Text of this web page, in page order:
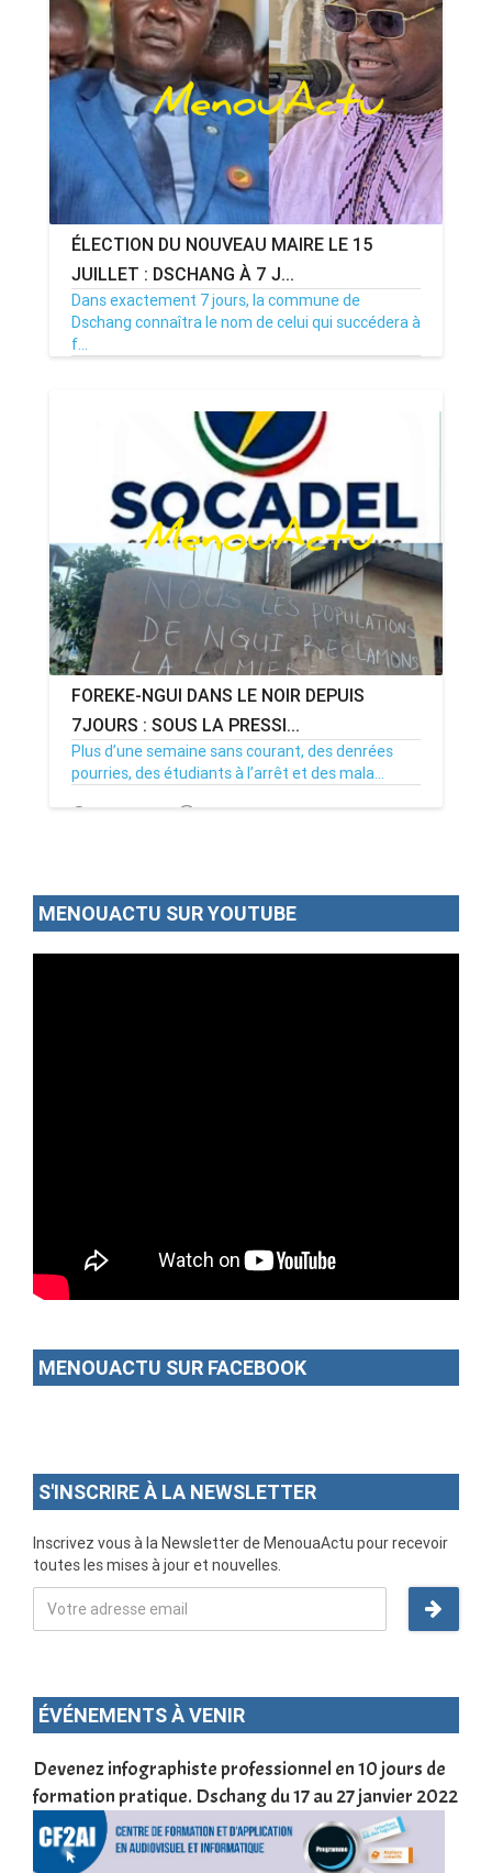
ÉLECTION DU NOUVEAU MAIRE LE 15
JUILLET : DSCHANG À 7 J...
Dans exactement 7 jours, la commune de
Dschang connaîtra le nom de celui qui succédera à
f...
FOREKE-NGUI DANS LE NOIR DEPUIS
7JOURS : SOUS LA PRESSI...
Plus d’une semaine sans courant, des denrées
pourries, des étudiants à l’arrêt et des mala...
02/07/26 Par MenouActu 0
MENOUACTU SUR YOUTUBE
MENOUACTU SUR FACEBOOK
S'INSCRIRE À LA NEWSLETTER
Inscrivez vous à la Newsletter de MenouaActu pour recevoir
toutes les mises à jour et nouvelles.
ÉVÉNEMENTS À VENIR
Devenez infographiste professionnel en 10 jours de
formation pratique. Dschang du 17 au 27 janvier 2022